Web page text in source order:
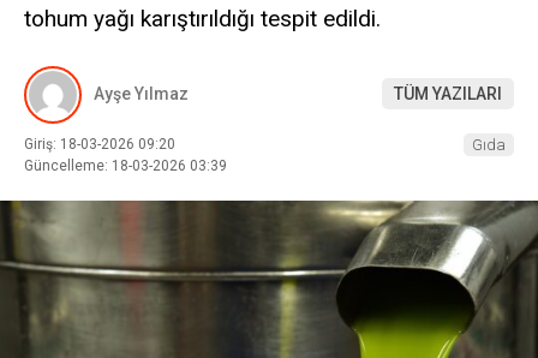
tohum yağı karıştırıldığı tespit edildi.
Ayşe Yılmaz TÜM YAZILARI
Giriş: 18-03-2026 09:20
Güncelleme: 18-03-2026 03:39
Gıda